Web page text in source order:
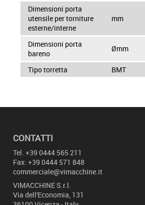
Dimensioni porta
utensile per torniture
esterne/interne
mm
Dimensioni porta
bareno
Ømm
Tipo torretta BMT
CONTATTI
Tel. +39 0444 565 211
Fax: +39 0444 571 848
commerciale@vimacchine.it
VIMACCHINES.r.l.
Via dell'Economia, 131